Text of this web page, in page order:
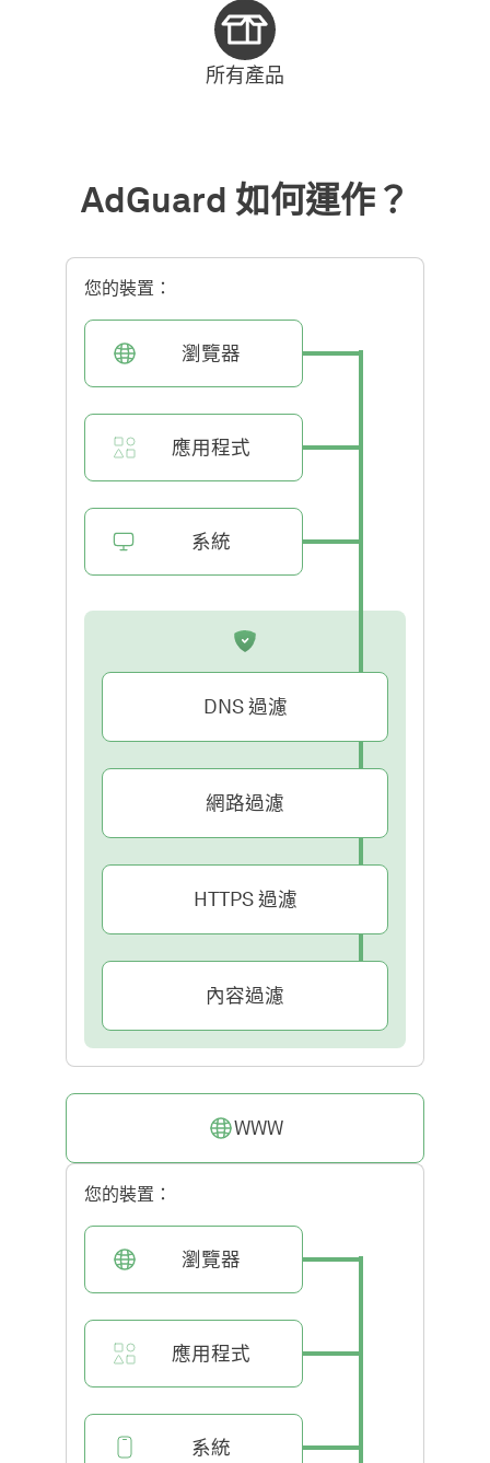
所有產品
AdGuard 如何運作？
您的裝置：
瀏覽器
應用程式
系統
DNS 過濾
網路過濾
HTTPS 過濾
內容過濾
WWW
您的裝置：
瀏覽器
應用程式
系統